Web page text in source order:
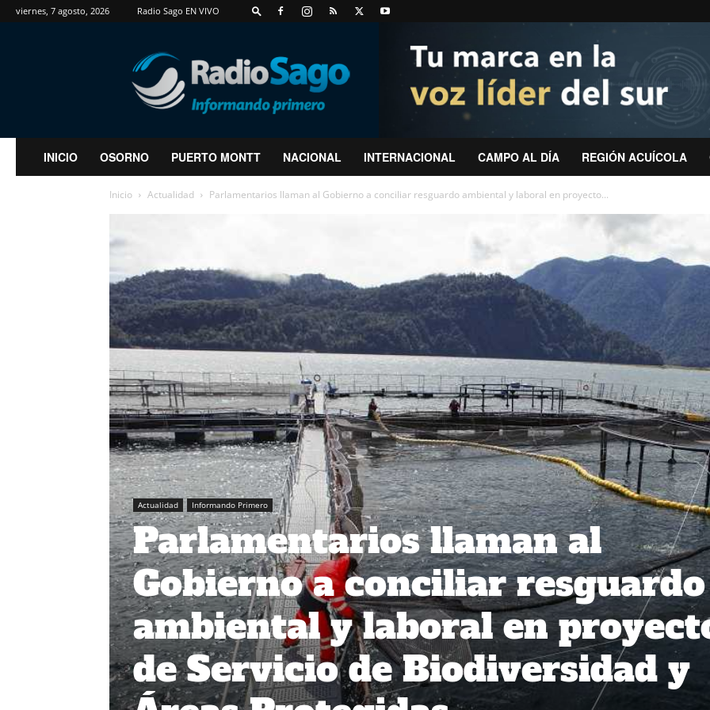
viernes, 7 agosto, 2026 Radio Sago EN VIVO
RadioSago
INICIO OSORNO PUERTO MONTT NACIONAL INTERNACIONAL CAMPO AL DÍA REGIÓN ACUÍCOLA
Inicio Actualidad Parlamentarios llaman al Gobierno a conciliar resguardo ambiental y laboral en proyecto...
Actualidad Informando Primero
Parlamentarios llaman al
Gobierno a conciliar resguardo
ambiental y laboral en
de Servicio de Biodiversidad y